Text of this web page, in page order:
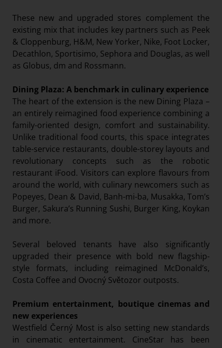
These new and upgraded stores complement the
existing mix that includes key partners such as Peek
& Cloppenburg, H&M, New Yorker, Nike, Foot Locker,
Decathlon, Sportisimo, Sephora and Douglas, as well
as Globus, dm and Rossmann.
Dining Plaza: A benchmark in culinary experience
The heart of the extension is the new Dining Plaza –
an entirely reimagined food experience combining a
family-oriented design, comfort and sustainability.
Unlike traditional food courts, this space integrates
table-service restaurants, double-storey layouts and
revolutionary concepts such as the robotic
restaurant iFood. Visitors can explore flavours from
around the world, with culinary newcomers such as
Popeyes, Dean & David, Banh-mi-ba, Musakka, Tom’s
Burger, Sakura’s Running Sushi, Burger King, Koykan
and more.
Several beloved tenants have also significantly
upgraded their presence with bold new flagship-
style formats, including reimagined McDonald’s,
Costa Coffee and Ovocný Světozor outposts.
Premium entertainment, boutique cinemas and
new experiences
Westfield Černý Most is also setting new standards
in cinematic entertainment. CineStar has been